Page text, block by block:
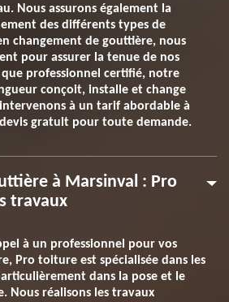
Nous assurons également la
des différents types de
changement de gouttière, nous
pour assurer la tenue de nos
professionnel certifié, notre
conçoit, installe et change
à un tarif abordable à
gratuit pour toute demande.
à Marsinval : Pro
travaux
à un professionnel pour vos
Pro toiture est spécialisée dans les
dans la pose et le
Nous réalisons les travaux